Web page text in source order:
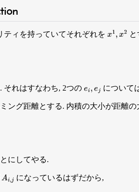
ティを持っていてそれぞれをx1,x2
それはすなわち, 2つのei,ej について
ング距離とする. 内積の大小が距離の
にしてやる.
Ai, j になっているはずだから,